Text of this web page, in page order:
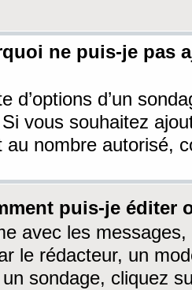
ne puis-je pas
d’options d’un
vous souhaitez
au nombre autorisé,
puis-je éditer
avec les
le rédacteur, un
sondage, cliquez